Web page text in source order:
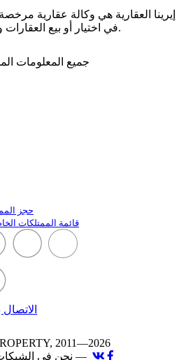
إيرينا العقارية هي وكالة عقارية
في اختيار أو بيع العقارات ودعم معاملة تسليم المفتاح.
جميع المعلومات
حجز
قائمة الممتلكات
الاتصال
2011—2026
نحن في الشبكات الاجتماعية —